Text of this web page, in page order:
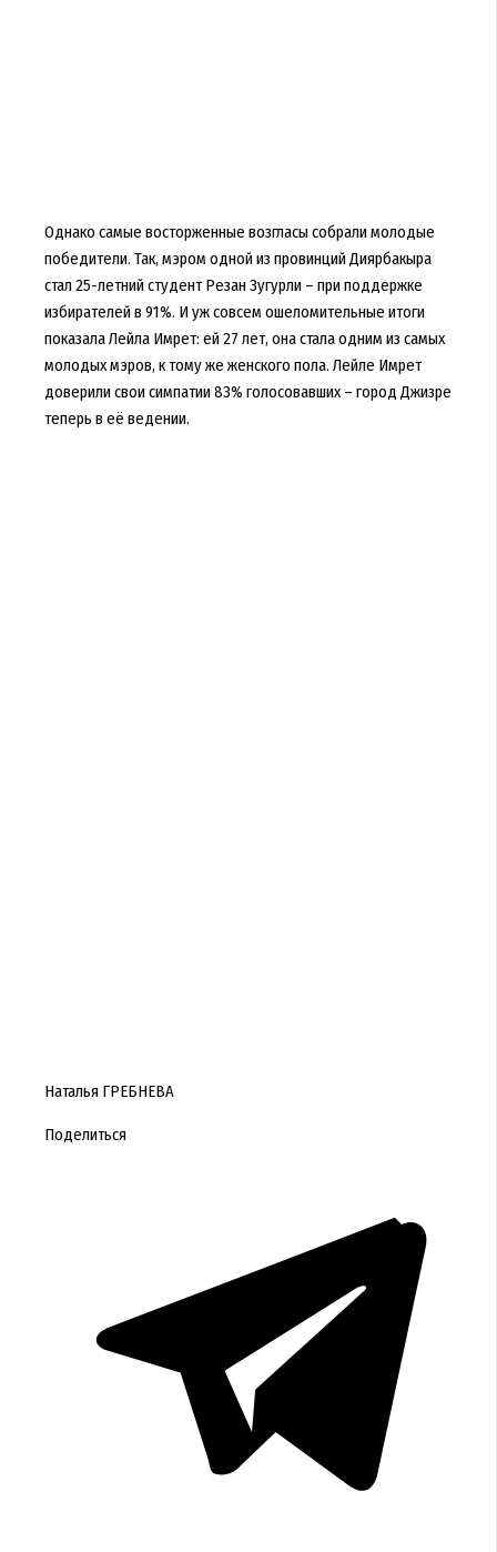
Однако самые восторженные возгласы собрали молодые
победители. Так, мэром одной из провинций Диярбакыра
стал 25-летний студент Резан Зугурли – при поддержке
избирателей в 91%. И уж совсем ошеломительные итоги
показала Лейла Имрет: ей 27 лет, она стала одним из самых
молодых мэров, к тому же женского пола. Лейле Имрет
доверили свои симпатии 83% голосовавших – город Джизре
теперь в её ведении.
Наталья ГРЕБНЕВА
Поделиться